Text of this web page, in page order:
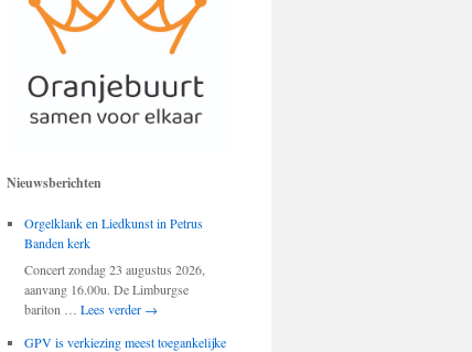
Nieuwsberichten
Orgelklank en Liedkunst in Petrus
Banden kerk
Concert zondag 23 augustus 2026,
aanvang 16.00u. De Limburgse
bariton … Lees verder →
GPV is verkiezing meest toegankelijke